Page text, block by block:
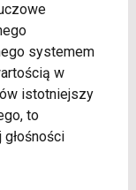
systemem
w
istotniejszy
to